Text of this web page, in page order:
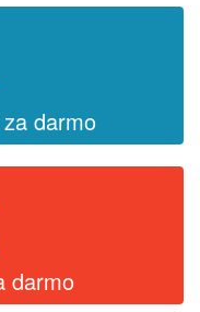
darmo
darmo